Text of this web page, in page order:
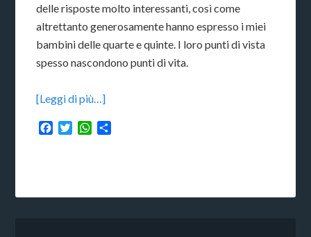
delle risposte molto interessanti, così come
altrettanto generosamente hanno espresso i miei
bambini delle quarte e quinte. I loro punti di vista
spesso nascondono punti di vita.
[Leggi di più…]
Facebook
TwitterWhatsApp